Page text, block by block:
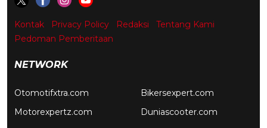
Kontak Privacy Policy Redaksi
Tentang Kami
Pedoman Pemberitaan
NETWORK
Otomotifxtra.com
Motorexpertz.com
Bikersexpert.com
Duniascooter.com